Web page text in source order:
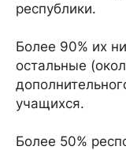
республики.
Более 90% их
остальные
учащихся.
Более 50%